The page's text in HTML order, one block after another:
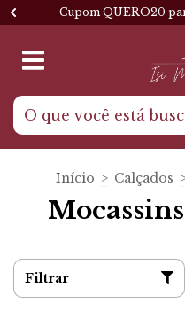
Cupom QUERO20
Início > Calçados
Filtrar